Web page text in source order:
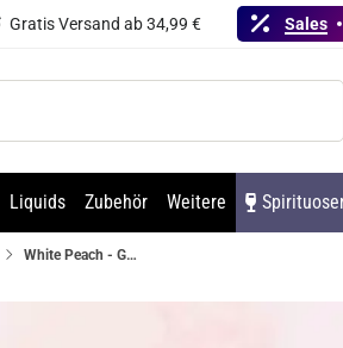
Gratis Versand ab 34,99 € Sales
Liquids Zubehör Weitere
White Peach - GÖNRGY Energy Drink by MontanaBlack